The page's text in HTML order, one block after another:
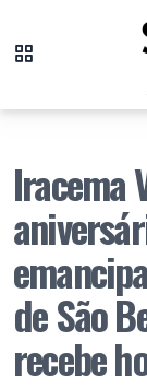
Iracema
de São
recebe